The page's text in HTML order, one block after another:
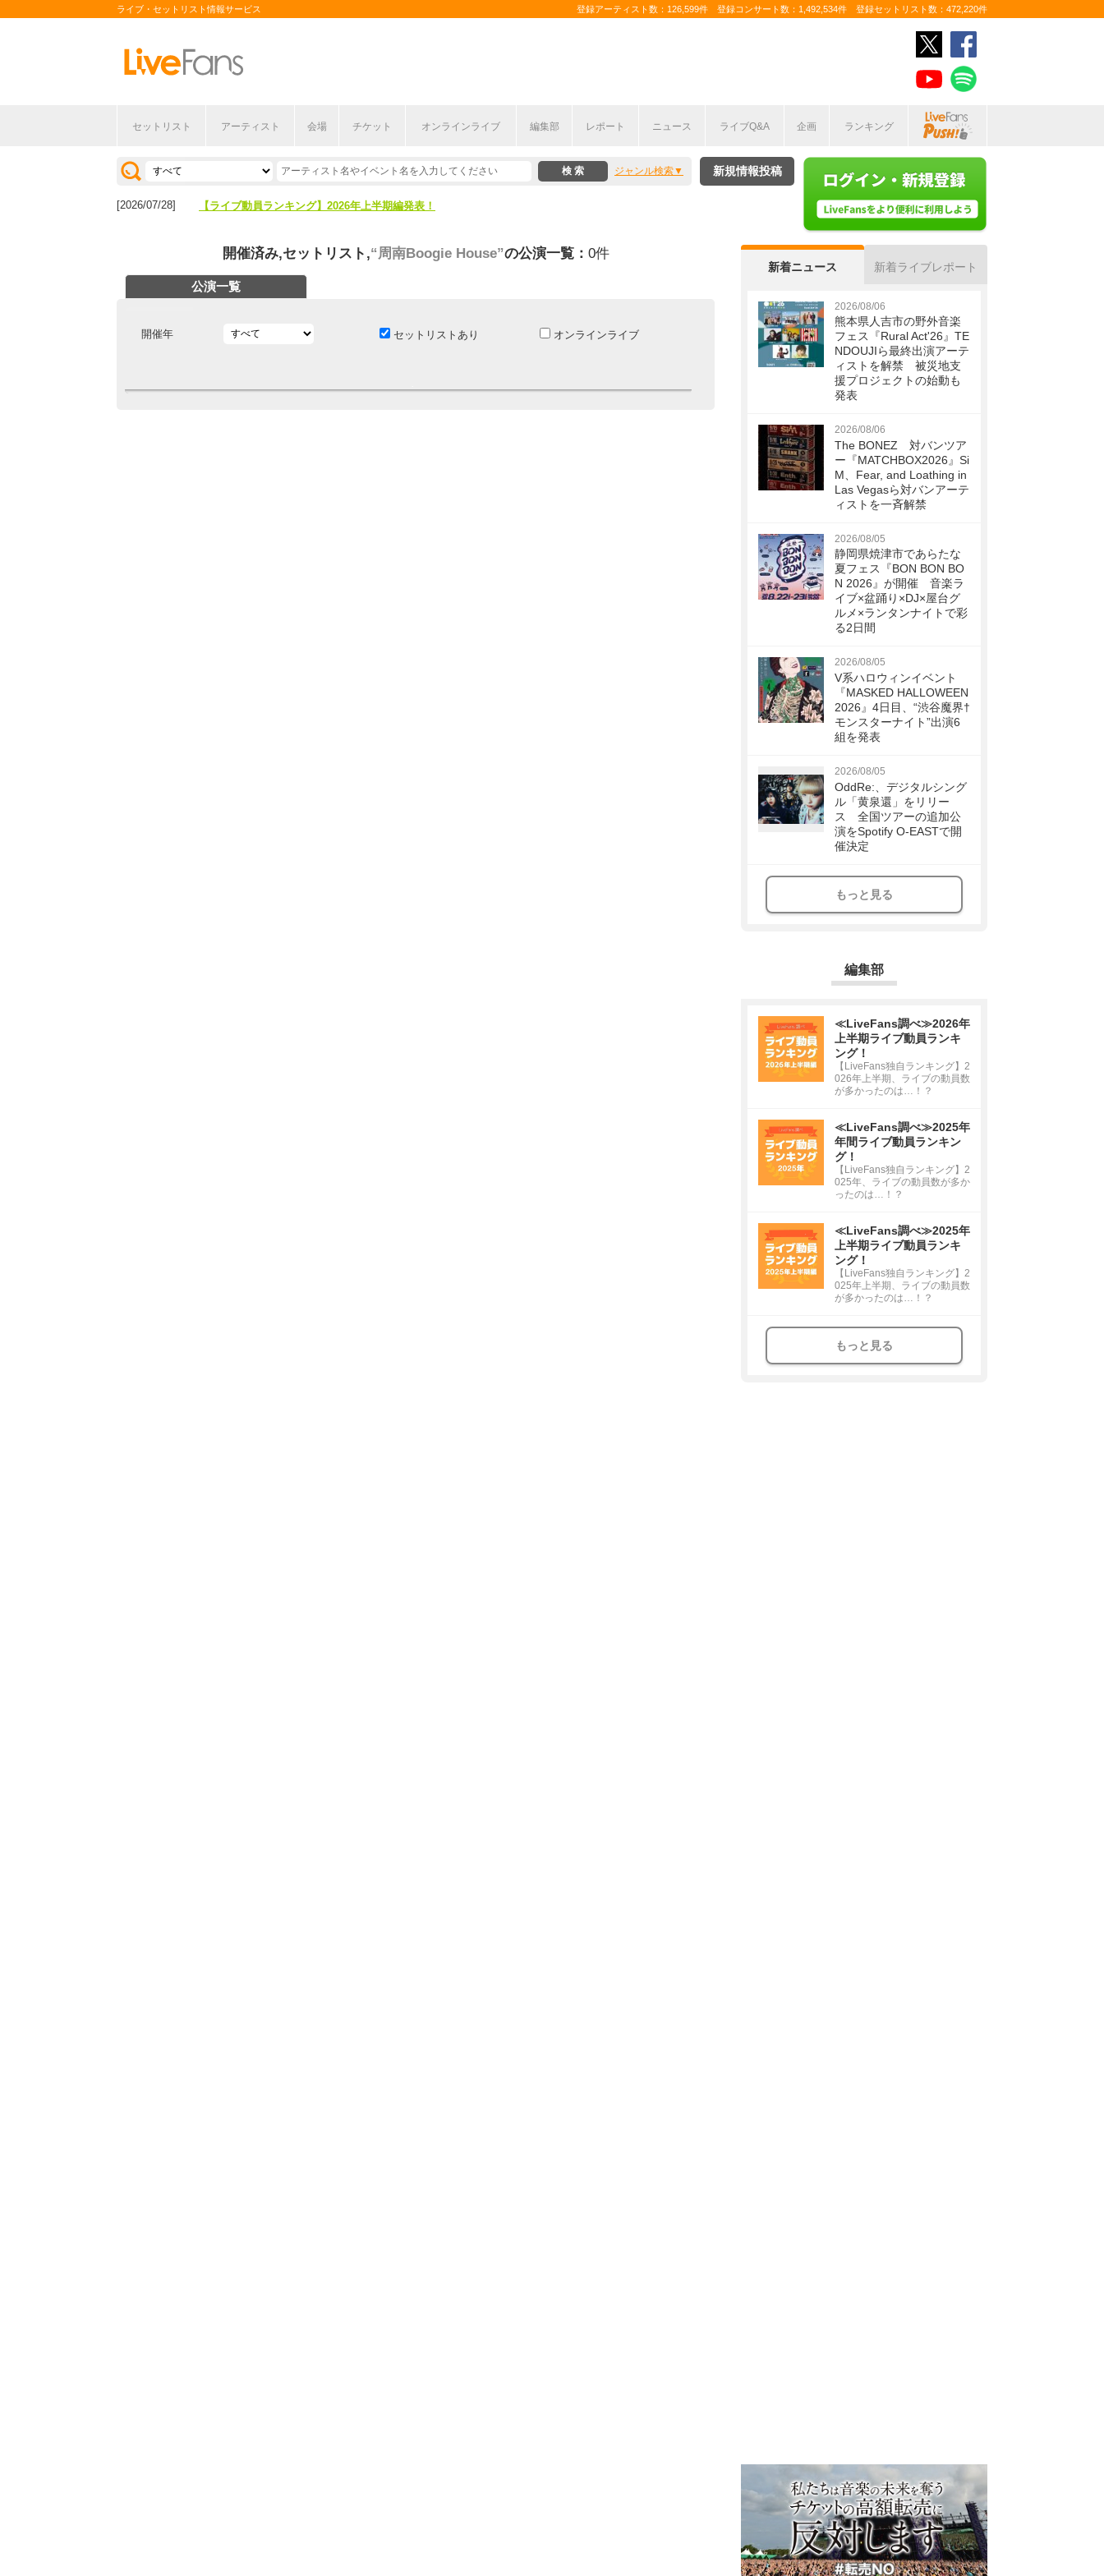
ライブ・セットリスト情報サービス 登録アーティスト数：126,599件 登録コンサート数：1,492,534件 登録セットリスト数：472,220件
セットリスト アーティスト 会場 チケット オンラインライブ 編集部 レポート ニュース ライブQ&A 企画 ランキング
ジャンル検索
[2026/04/27] 【フェス特集2026】フェス情報はここから！
[2026/07/28] 【ライブ動員ランキング】2026年上半期編発表！
【ライブ動員ランキング】2026年上半期編発表！
新規情報投稿
開催済み,セットリスト,“周南Boogie House”の公演一覧： 0件
公演一覧
開催年 セットリストあり オンラインライブ
新着ニュース 新着ライブレポート
2026/08/06
熊本県人吉市の野外音楽
フェス『Rural Act'26』TE
NDOUJIら最終出演アーテ
ィストを解禁 被災地支
援プロジェクトの始動も
発表
2026/08/06
The BONEZ 対バンツア
ー『MATCHBOX2026』Si
M、Fear, and Loathing in
Las Vegasら対バンアーテ
ィストを一斉解禁
2026/08/05
静岡県焼津市であらたな
夏フェス『BON BON BO
N 2026』が開催 音楽ラ
イブ×盆踊り×DJ×屋台グ
ルメ×ランタンナイトで彩
る2日間
2026/08/05
V系ハロウィンイベント
『MASKED HALLOWEEN
2026』4日目、“渋谷魔界†
モンスターナイト”出演6
組を発表
2026/08/05
OddRe:、デジタルシング
ル「黄泉還」をリリー
ス 全国ツアーの追加公
演をSpotify O-EASTで開
催決定
もっと見る
編集部
≪LiveFans調べ≫2026年
上半期ライブ動員ランキ
ング！
【LiveFans独自ランキング】2
026年上半期、ライブの動員数
が多かったのは…！？
≪LiveFans調べ≫2025年
年間ライブ動員ランキン
グ！
【LiveFans独自ランキング】2
025年、ライブの動員数が多か
ったのは…！？
≪LiveFans調べ≫2025年
上半期ライブ動員ランキ
ング！
【LiveFans独自ランキング】2
025年上半期、ライブの動員数
が多かったのは…！？
もっと見る